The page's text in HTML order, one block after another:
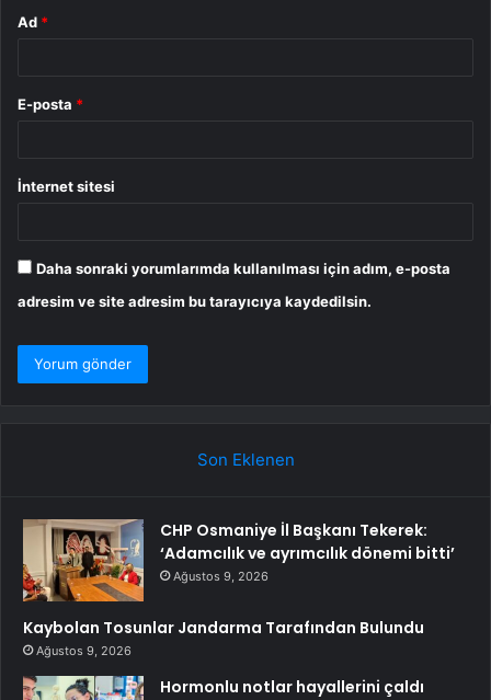
Ad *
E-posta *
İnternet sitesi
Daha sonraki yorumlarımda kullanılması için adım, e-posta
adresim ve site adresim bu tarayıcıya kaydedilsin.
Son Eklenen
CHP Osmaniye İl Başkanı Tekerek:
‘Adamcılık ve ayrımcılık dönemi bitti’
Ağustos 9, 2026
Kaybolan Tosunlar Jandarma Tarafından Bulundu
Ağustos 9, 2026
Hormonlu notlar hayallerini çaldı